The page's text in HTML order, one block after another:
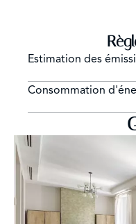
Estimation des
Consommation